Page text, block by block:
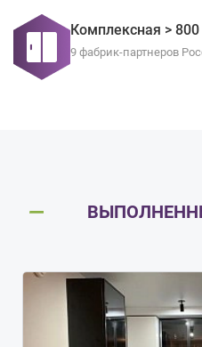
Комплексная >
9 фабрик-партнеров